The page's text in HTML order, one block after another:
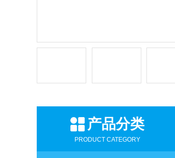
产品分类
PRODUCT CATEGORY